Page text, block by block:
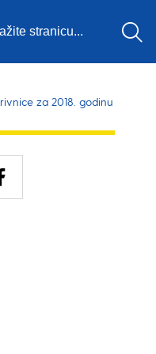
za 2018. godinu